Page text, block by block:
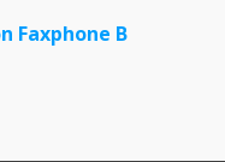
Faxphone B